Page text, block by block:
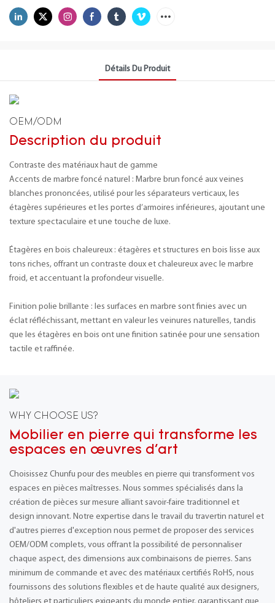
Détails Du Produit
OEM/ODM
Description du produit
Contraste des matériaux haut de gamme
Accents de marbre foncé naturel : Marbre brun foncé aux veines
blanches prononcées, utilisé pour les séparateurs verticaux, les
étagères supérieures et les portes d’armoires inférieures, ajoutant une
texture spectaculaire et une touche de luxe.
Étagères en bois chaleureux : étagères et structures en bois lisse aux
tons riches, offrant un contraste doux et chaleureux avec le marbre
froid, et accentuant la profondeur visuelle.
Finition polie brillante : les surfaces en marbre sont finies avec un
éclat réfléchissant, mettant en valeur les veinures naturelles, tandis
que les étagères en bois ont une finition satinée pour une sensation
tactile et raffinée.
WHY CHOOSE US?
Mobilier en pierre qui transforme les
espaces en œuvres d'art
Choisissez Chunfu pour des meubles en pierre qui transforment vos
espaces en pièces maîtresses. Nous sommes spécialisés dans la
création de pièces sur mesure alliant savoir-faire traditionnel et
design innovant. Notre expertise dans le travail du travertin naturel et
d'autres pierres d'exception nous permet de proposer des services
OEM/ODM complets, vous offrant la possibilité de personnaliser
chaque aspect, des dimensions aux combinaisons de pierres. Sans
minimum de commande et avec des matériaux certifiés RoHS, nous
fournissons des solutions flexibles et de haute qualité aux designers,